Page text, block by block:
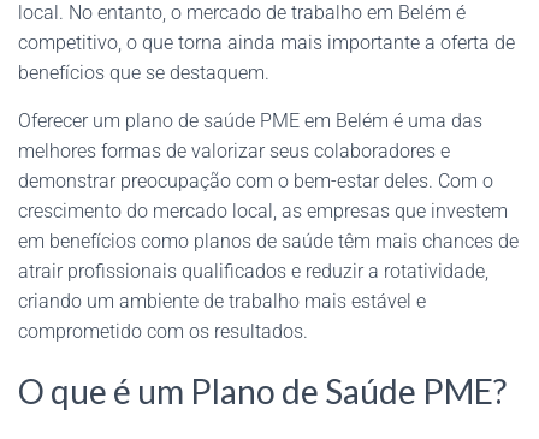
local. No entanto, o mercado de trabalho em Belém é
competitivo, o que torna ainda mais importante a oferta de
benefícios que se destaquem.
Oferecer um plano de saúde PME em Belém é uma das
melhores formas de valorizar seus colaboradores e
demonstrar preocupação com o bem-estar deles. Com o
crescimento do mercado local, as empresas que investem
em benefícios como planos de saúde têm mais chances de
atrair profissionais qualificados e reduzir a rotatividade,
criando um ambiente de trabalho mais estável e
comprometido com os resultados.
O que é um Plano de Saúde PME?